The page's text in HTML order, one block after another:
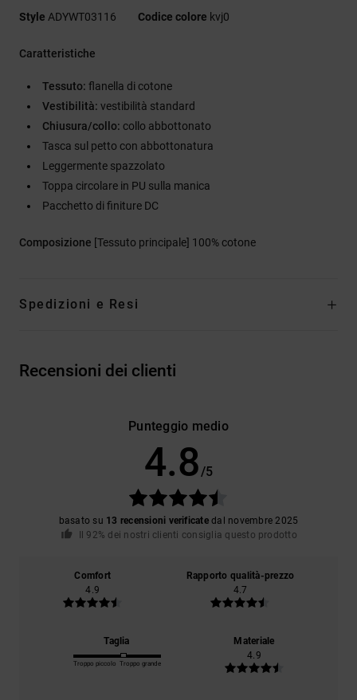
Style ADYWT03116 Codice colore kvj0
Caratteristiche
Tessuto: flanella di cotone
Vestibilità: vestibilità standard
Chiusura/collo: collo abbottonato
Tasca sul petto con abbottonatura
Leggermente spazzolato
Toppa circolare in PU sulla manica
Pacchetto di finiture DC
Composizione [Tessuto principale] 100% cotone
Spedizioni e Resi
Recensioni dei clienti
Punteggio medio
4.8 /5
basato su 13 recensioni verificatedal novembre 2025
Il 92% dei nostri clienti consiglia questo prodotto
Comfort
4.9
Rapporto qualità-prezzo
4.7
Taglia
Troppo piccolo Troppo grande
Materiale
4.9